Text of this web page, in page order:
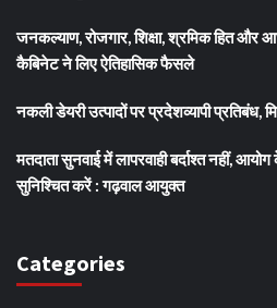
जनकल्याण, रोजगार, शिक्षा, श्रमिक हित और
कैबिनेट ने लिए ऐतिहासिक फैसले
नकली डेयरी उत्पादों पर प्रदेशव्यापी
मतदाता सुनवाई में लापरवाही बर्दाश्त नहीं,
सुनिश्चित करें : गढ़वाल आयुक्त
Categories